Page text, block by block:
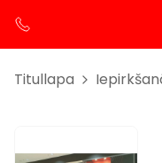
Titullapa